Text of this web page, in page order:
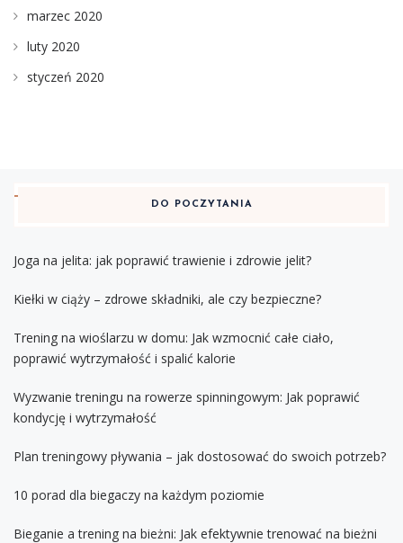
marzec 2020
luty 2020
styczeń 2020
DO POCZYTANIA
Joga na jelita: jak poprawić trawienie i zdrowie jelit?
Kiełki w ciąży – zdrowe składniki, ale czy bezpieczne?
Trening na wioślarzu w domu: Jak wzmocnić całe ciało,
poprawić wytrzymałość i spalić kalorie
Wyzwanie treningu na rowerze spinningowym: Jak poprawić
kondycję i wytrzymałość
Plan treningowy pływania – jak dostosować do swoich potrzeb?
10 porad dla biegaczy na każdym poziomie
Bieganie a trening na bieżni: Jak efektywnie trenować na bieżni